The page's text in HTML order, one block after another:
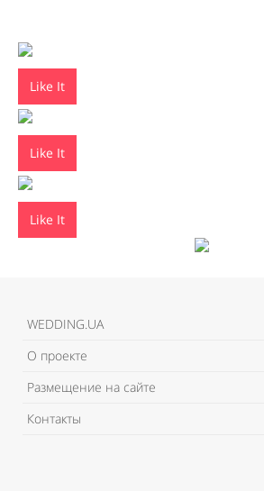
Like It
Like It
Like It
WEDDING.UA
О проекте
Размещение на сайте
Контакты